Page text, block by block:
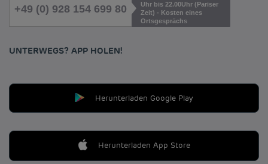
+49 (0) 928 154 699 80
Uhr bis 22.00Uhr (Pariser
Zeit) - Kosten eines
Ortsgesprächs
UNTERWEGS? APP HOLEN!
Herunterladen Google Play
Herunterladen App Store